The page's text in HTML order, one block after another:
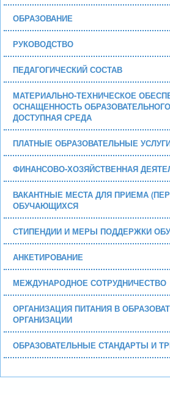
ОБРАЗОВАНИЕ
РУКОВОДСТВО
ПЕДАГОГИЧЕСКИЙ СОСТАВ
МАТЕРИАЛЬНО-ТЕХНИЧЕСКОЕ
ОСНАЩЕННОСТЬ
ДОСТУПНАЯ СРЕДА
ПЛАТНЫЕ ОБРАЗОВАТЕЛЬНЫЕ
ФИНАНСОВО-ХОЗЯЙСТВЕННАЯ
ВАКАНТНЫЕ МЕСТА ДЛЯ ПРИЕМА
ОБУЧАЮЩИХСЯ
СТИПЕНДИИ И МЕРЫ ПОДДЕРЖКИ
АНКЕТИРОВАНИЕ
МЕЖДУНАРОДНОЕ СОТРУДНИЧЕСТВО
ОРГАНИЗАЦИЯ ПИТАНИЯ В
ОРГАНИЗАЦИИ
ОБРАЗОВАТЕЛЬНЫЕ СТАНДАРТЫ И